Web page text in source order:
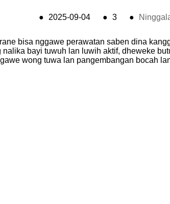
● 2025-09-04 ● 3 ●
bisa nggawe perawatan saben dina
bayi tuwuh lan luwih aktif, dheweke
wong tuwa lan pangembangan bocah